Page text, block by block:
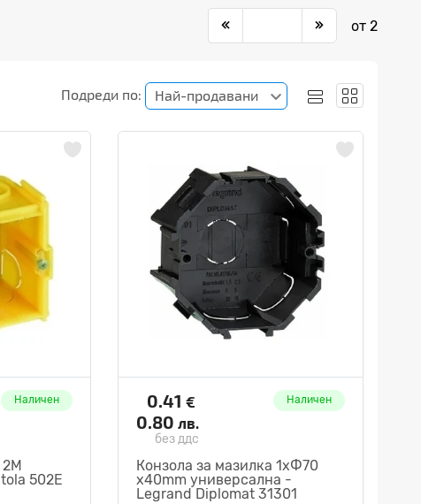
от 2
Подреди по: Най-продавани
Наличен
502E
0.41 €
0.80 лв.
без ддс
Наличен
Конзола за мазилка 1хФ70
x40mm универсална -
Legrand Diplomat 31301